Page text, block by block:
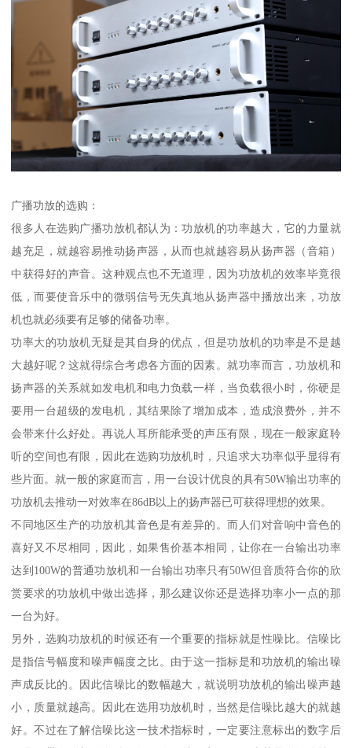
广播功放的选购：
很多人在选购广播功放机都认为：功放机的功率越大，它的力量就
越充足，就越容易推动扬声器，从而也就越容易从扬声器（音箱）
中获得好的声音。这种观点也不无道理，因为功放机的效率毕竟很
低，而要使音乐中的微弱信号无失真地从扬声器中播放出来，功放
机也就必须要有足够的储备功率。
功率大的功放机无疑是其自身的优点，但是功放机的功率是不是越
大越好呢？这就得综合考虑各方面的因素。就功率而言，功放机和
扬声器的关系就如发电机和电力负载一样，当负载很小时，你硬是
要用一台超级的发电机，其结果除了增加成本，造成浪费外，并不
会带来什么好处。再说人耳所能承受的声压有限，现在一般家庭聆
听的空间也有限，因此在选购功放机时，只追求大功率似乎显得有
些片面。就一般的家庭而言，用一台设计优良的具有50W输出功率的
功放机去推动一对效率在86dB以上的扬声器已可获得理想的效果。
不同地区生产的功放机其音色是有差异的。而人们对音响中音色的
喜好又不尽相同，因此，如果售价基本相同，让你在一台输出功率
达到100W的普通功放机和一台输出功率只有50W但音质符合你的欣
赏要求的功放机中做出选择，那么建议你还是选择功率小一点的那
一台为好。
另外，选购功放机的时候还有一个重要的指标就是性噪比。信噪比
是指信号幅度和噪声幅度之比。由于这一指标是和功放机的输出噪
声成反比的。因此信噪比的数幅越大，就说明功放机的输出噪声越
小，质量就越高。因此在选用功放机时，当然是信噪比越大的就越
好。不过在了解信噪比这一技术指标时，一定要注意标出的数字后